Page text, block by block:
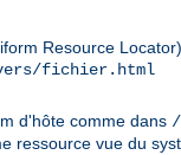
Resource
vers/fichier.html
d'hôte comme dans
ressource vue du